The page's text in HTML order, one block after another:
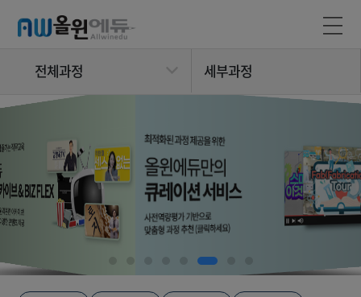
전체과정 세부과정